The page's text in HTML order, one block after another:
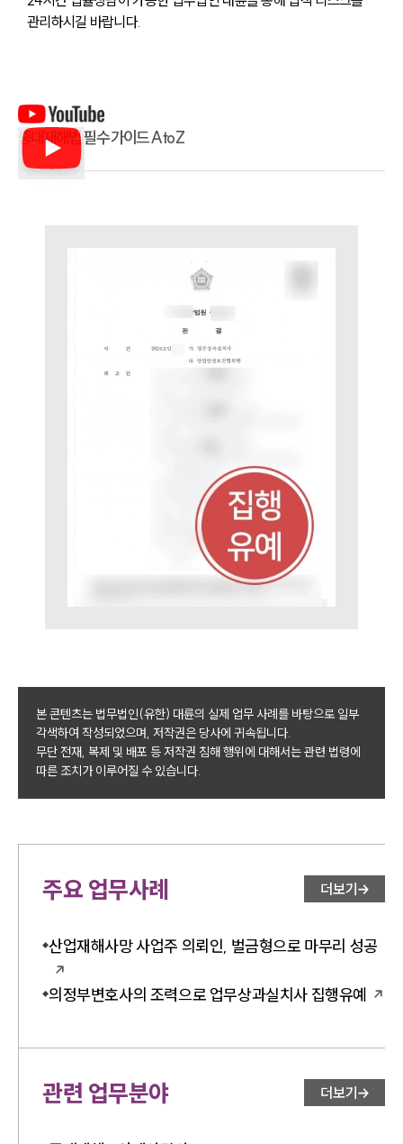
분야별
소식/자료
법률서식
뉴스레터/브로슈어
세미나
대륜법률상담예약
관리하시길 바랍니다.
중대재해법 필수 가이드 A to Z
본 콘텐츠는 법무법인(유한) 대륜의 실제 업무 사례를 바탕으로 일부
각색하여 작성되었으며, 저작권은 당사에 귀속됩니다.
무단 전재, 복제 및 배포 등 저작권 침해 행위에 대해서는 관련 법령에
따른 조치가 이루어질 수 있습니다.
주요 업무사례 더보기
산업재해사망 사업주 의뢰인, 벌금형으로 마무리 성공
의정부변호사의 조력으로 업무상과실치사 집행유예
관련 업무분야 더보기